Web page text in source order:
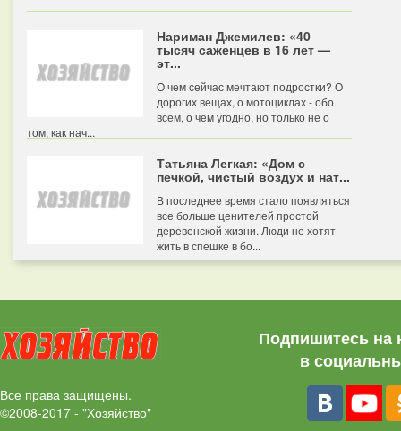
Нариман Джемилев: «40
тысяч саженцев в 16 лет —
эт...
О чем сейчас мечтают подростки? О
дорогих вещах, о мотоциклах - обо
всем, о чем угодно, но только не о
том, как нач...
Татьяна Легкая: «Дом с
печкой, чистый воздух и нат...
В последнее время стало появляться
все больше ценителей простой
деревенской жизни. Люди не хотят
жить в спешке в бо...
Все права защищены.
©2008-2017 - "Хозяйство"
Подпишитесь на
в